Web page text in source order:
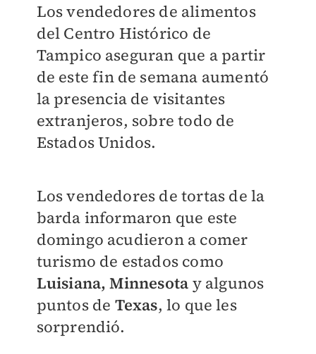
Los vendedores de alimentos
del Centro Histórico de
Tampico aseguran que a partir
de este fin de semana aumentó
la presencia de visitantes
extranjeros, sobre todo de
Estados Unidos.
Los vendedores de tortas de la
barda informaron que este
domingo acudieron a comer
turismo de estados como
Luisiana, Minnesota y algunos
puntos de Texas, lo que les
sorprendió.